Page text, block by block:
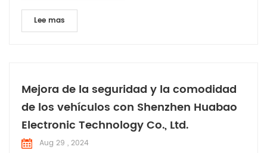
Lee mas
Mejora de la seguridad y la comodidad
de los vehículos con Shenzhen Huabao
Electronic Technology Co., Ltd.
Aug 29 , 2024